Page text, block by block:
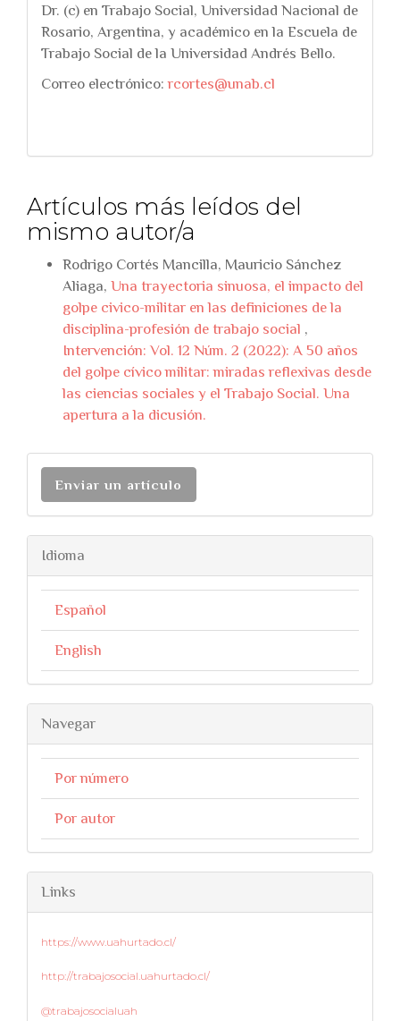
Dr. (c) en Trabajo Social, Universidad Nacional de
Rosario, Argentina, y académico en la Escuela de
Trabajo Social de la Universidad Andrés Bello.
Correo electrónico:rcortes@unab.cl
Artículos más leídos del
mismo autor/a
Rodrigo Cortés Mancilla, Mauricio Sánchez
Aliaga, Una trayectoria sinuosa, el impacto del
golpe civico-militar en las definiciones de la
disciplina-profesión de trabajo social ,
Intervención: Vol. 12 Núm. 2 (2022): A 50 años
del golpe cívico militar: miradas reflexivas desde
las ciencias sociales y el Trabajo Social. Una
apertura a la dicusión.
Enviar un artículo
Idioma
Español
English
Navegar
Por número
Por autor
Links
https://www.uahurtado.cl/
http://trabajosocial.uahurtado.cl/
@trabajosocialuah